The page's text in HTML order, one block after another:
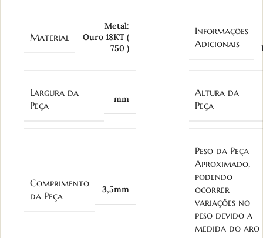
Material
Metal:
Ouro 18KT (
750 )
Informações
Adicionais
Largura da
Peça
mm
Altura da
Peça
Comprimento
da Peça
3,5mm
Peso da Peça
Aproximado,
podendo
ocorrer
variações no
peso devido a
medida do aro